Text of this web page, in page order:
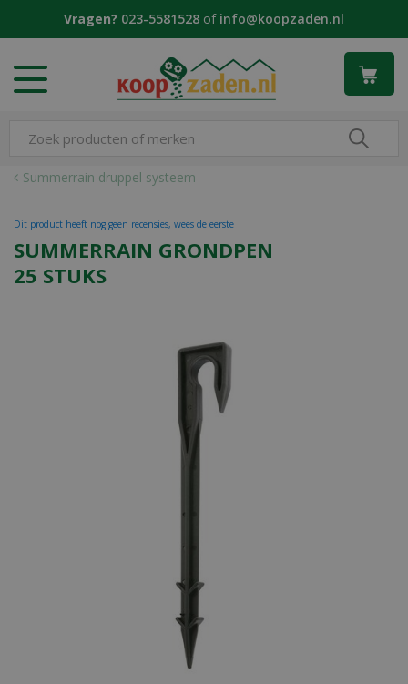
Summerrain druppel systeem
Vragen? 023-5581528 of info@koopzaden.nl
SUMMERRAIN GRONDPEN
25 STUKS
Dit product heeft nog geen recensies, wees de eerste